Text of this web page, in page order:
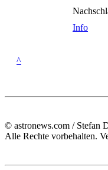
Info
^
© astronews.com / Stefan
Alle Rechte vorbehalten.